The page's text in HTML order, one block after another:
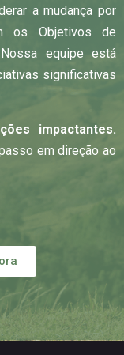
a mudança por
os Objetivos de
equipe está
significativas
impactantes.
em direção ao